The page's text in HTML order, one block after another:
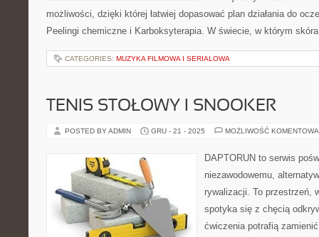
możliwości, dzięki której łatwiej dopasować plan działania do
Peelingi chemiczne i Karboksyterapia. W świecie, w którym
CATEGORIES: MUZYKA FILMOWA I SERIALOWA
TENIS STOŁOWY I SNOOKER
POSTED BY ADMIN GRU - 21 - 2025 MOŻLIWOŚĆ
DAPTORUN to serwis
niezawodowemu,
rywalizacji. To przestrzeń,
spotyka się z chęcią
ćwiczenia potrafią